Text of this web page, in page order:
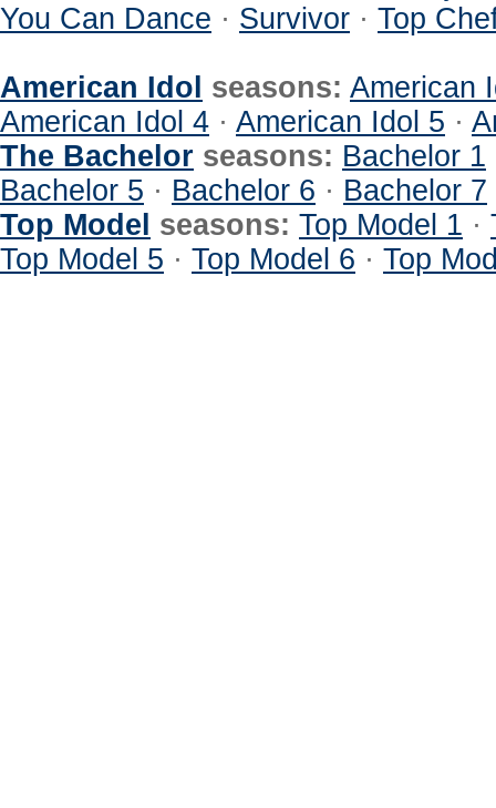
You Can Dance · Survivor · Top
American Idol seasons: American
American Idol 4 · American Idol 5 ·
The Bachelor seasons: Bachelor 1
Bachelor 5 · Bachelor 6 · Bachelor 7
Top Model seasons: Top Model 1 ·
Top Model 5 · Top Model 6 · Top